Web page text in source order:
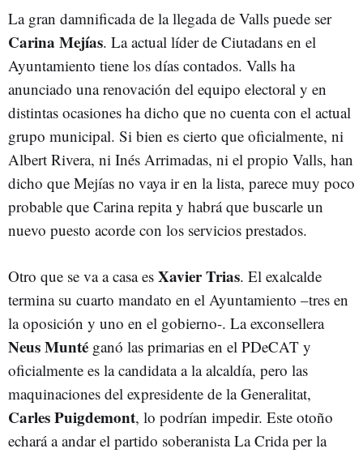
La gran damnificada de la llegada de Valls puede ser
Carina Mejías. La actual líder de Ciutadans en el
Ayuntamiento tiene los días contados. Valls ha
anunciado una renovación del equipo electoral y en
distintas ocasiones ha dicho que no cuenta con el actual
grupo municipal. Si bien es cierto que oficialmente, ni
Albert Rivera, ni Inés Arrimadas, ni el propio Valls, han
dicho que Mejías no vaya ir en la lista, parece muy poco
probable que Carina repita y habrá que buscarle un
nuevo puesto acorde con los servicios prestados.
Otro que se va a casa es Xavier Trias. El exalcalde
termina su cuarto mandato en el Ayuntamiento –tres en
la oposición y uno en el gobierno-. La exconsellera
Neus Munté ganó las primarias en el PDeCAT y
oficialmente es la candidata a la alcaldía, pero las
maquinaciones del expresidente de la Generalitat,
Carles Puigdemont, lo podrían impedir. Este otoño
echará a andar el partido soberanista La Crida per la